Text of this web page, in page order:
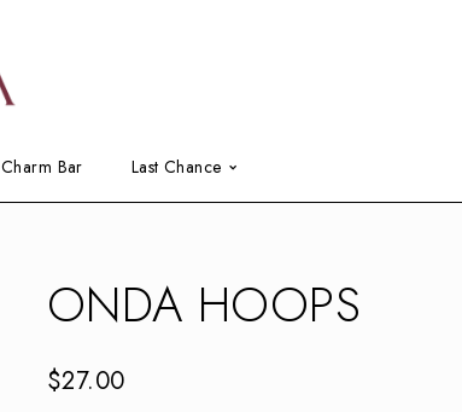
Charm Bar Last Chance
ONDA HOOPS
$27.00